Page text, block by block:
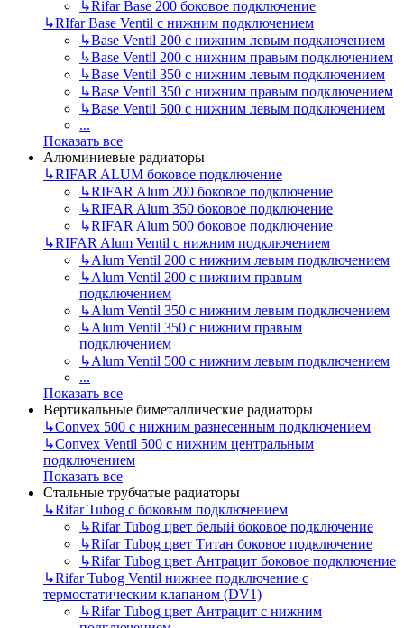
↳Rifar Base 200 боковое подключение
↳RIfar Base Ventil с нижним подключением
↳Base Ventil 200 с нижним левым подключением
↳Base Ventil 200 с нижним правым подключением
↳Base Ventil 350 с нижним левым подключением
↳Base Ventil 350 с нижним правым подключением
↳Base Ventil 500 с нижним левым подключением
...
Показать все
Алюминиевые радиаторы
↳RIFAR ALUM боковое подключение
↳RIFAR Alum 200 боковое подключение
↳RIFAR Alum 350 боковое подключение
↳RIFAR Alum 500 боковое подключение
↳RIFAR Alum Ventil с нижним подключением
↳Alum Ventil 200 с нижним левым подключением
↳Alum Ventil 200 с нижним правым
подключением
↳Alum Ventil 350 с нижним левым подключением
↳Alum Ventil 350 с нижним правым
подключением
↳Alum Ventil 500 с нижним левым подключением
...
Показать все
Вертикальные биметаллические радиаторы
↳Convex 500 с нижним разнесенным подключением
↳Convex Ventil 500 с нижним центральным
подключением
Показать все
Стальные трубчатые радиаторы
↳Rifar Tubog с боковым подключением
↳Rifar Tubog цвет белый боковое подключение
↳Rifar Tubog цвет Титан боковое подключение
↳Rifar Tubog цвет Антрацит боковое подключение
↳Rifar Tubog Ventil нижнее подключение с
термостатическим клапаном (DV1)
↳Rifar Tubog цвет Антрацит с нижним